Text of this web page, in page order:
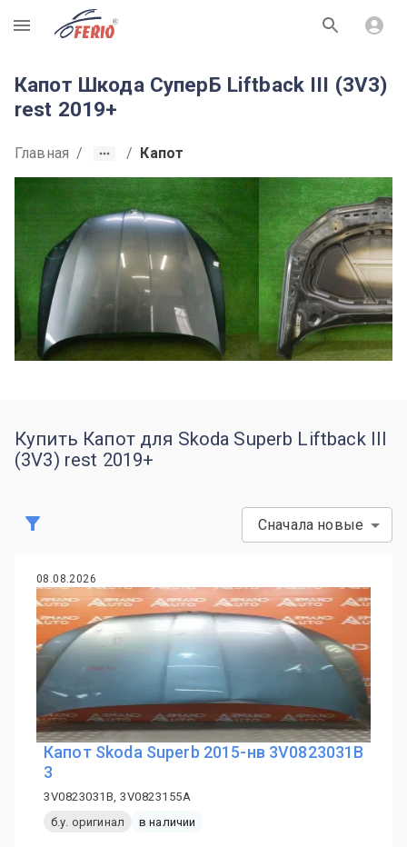
R
Капот Шкода СуперБ Liftback III (3V3)
rest 2019+
Главная / / Капот
Купить Капот для Skoda Superb Liftback III
(3V3) rest 2019+
Сначала новые
08.08.2026
Капот Skoda Superb 2015-нв 3V0823031B
3
3V0823031B, 3V0823155A
б.у. оригинал
в наличии